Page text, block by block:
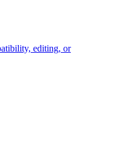
editing, or